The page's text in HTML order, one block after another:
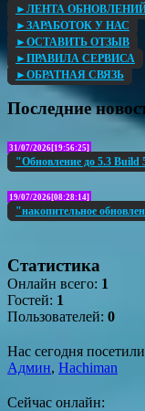
►ЛЕНТА
►ЗАРАБОТОК У НАС
►ОСТАВИТЬ ОТЗЫВ
►ПРАВИЛА СЕРВИСА
►ОБРАТНАЯ СВЯЗЬ
Последние
31/07/2026[19:56:25]
"Обновление до 5.3 Build
19/07/2026[08:28:14]
"накопительное
Статистика
Онлайн всего: 1
Гостей: 1
Пользователей: 0
Нас сегодня
Админ, Hachiman
Сейчас онлайн: